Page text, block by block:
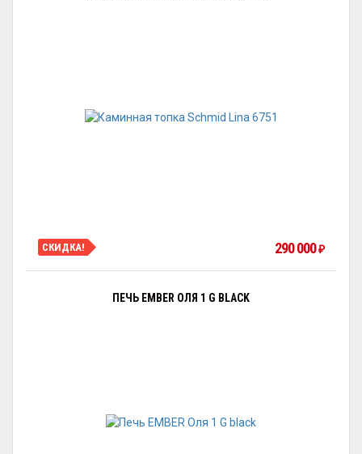
СКИДКА! 290 000 ₽
ПЕЧЬ EMBER ОЛЯ 1 G BLACK